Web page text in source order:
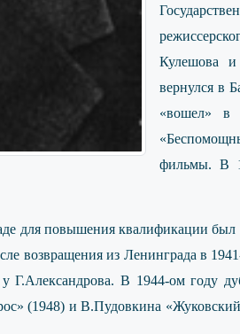
Кулешова
вернулся в
«вошел» в
фильмы. В
для повышения квалификации
возвращения из Ленинграда в
Г.Александрова. В 1944-ом году
(1948) и В.Пудовкина